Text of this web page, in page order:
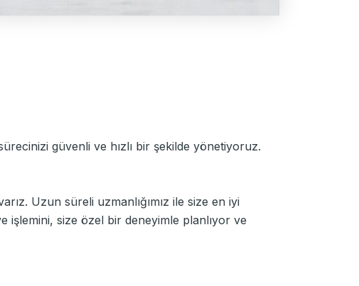
güvenli ve hızlı bir şekilde yönetiyoruz.
Uzun süreli uzmanlığımız ile size en iyi
işlemini, size özel bir deneyimle planlıyor ve